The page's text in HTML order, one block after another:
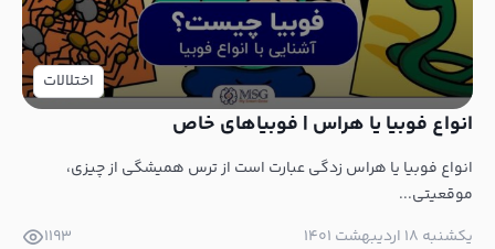
اختلالات
انواع فوبیا یا هراس | فوبیاهای خاص
انواع فوبیا یا هراس زدگی عبارت است از ترس همیشگی از چیزی،
موقعیتی...
یکشنبه ۱۸ اردیبهشت ۱۴۰۱
1193